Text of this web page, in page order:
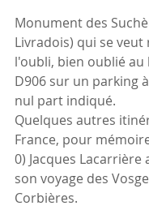
Monument des
Livradois) qui se
l'oubli, bien oublié au
D906 sur un parking
nul part indiqué.
Quelques autres
France, pour
0) Jacques Lacarrière
son voyage des
Corbières.